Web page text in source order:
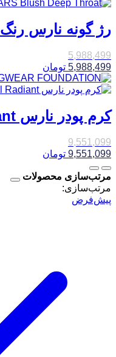
رژ گونه نارس رنگ Deep Throat
5,988,499
5,988,499 تومان
کرم پودر نارس Natural Radiant
9,551,099
9,551,099 تومان
مرتب‌سازی محصولات
مرتب‌سازی:
پیش‌فرض